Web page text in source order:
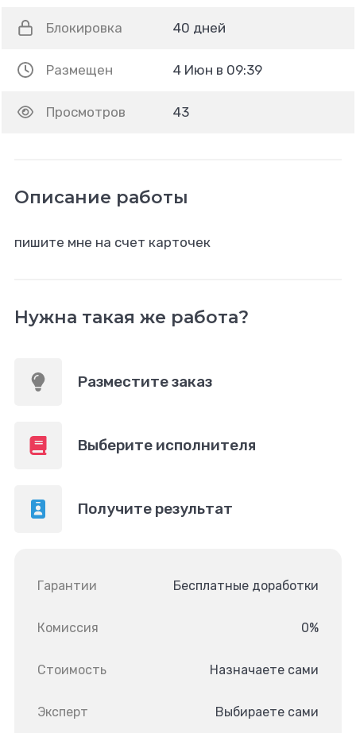
Блокировка 40 дней
Размещен 4 Июн в 09:39
Просмотров 43
Описание работы
пишите мне на счет карточек
Нужна такая же работа?
Разместите заказ
Выберите исполнителя
Получите результат
Гарантии Бесплатные доработки
Комиссия 0%
Стоимость Назначаете сами
Эксперт Выбираете сами